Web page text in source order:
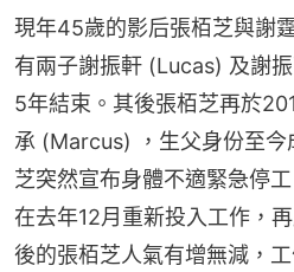
現年45歲的影后張栢芝與謝
有兩子謝振軒 (Lucas) 及謝
5年結束。其後張栢芝再於
承 (Marcus) ，生父身份至
芝突然宣布身體不適緊急停
在去年12月重新投入工作，
後的張栢芝人氣有增無減，